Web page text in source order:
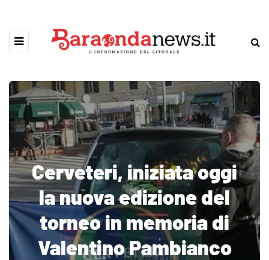
Cerveteri, iniziata oggi
la nuova edizione del
torneo in memoria di
Valentino Pambianco